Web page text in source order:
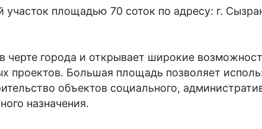
участок площадью 70 соток по адресу: г.
черте города и открывает широкие
проектов. Большая площадь позволяет
объектов социального,
назначения.